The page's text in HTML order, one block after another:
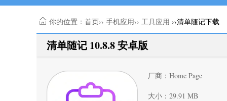
你的位置： 首页›› 手机应用›› 工具应用 ››清单随记下载
清单随记 10.8.8 安卓版
厂商：Home Page
大小：29.91 MB